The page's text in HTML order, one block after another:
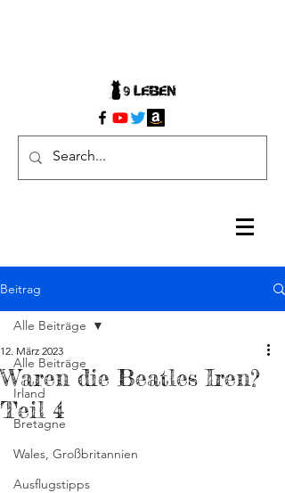
Beitrag
Alle Beiträge
Irland
Bretagne
Wales, Großbritannien
Ausflugstipps
Alle Beiträge
Waren die Beatles Iren?
Teil 4
12. März 2023